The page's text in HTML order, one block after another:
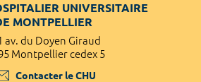
UNIVERSITAIRE
MONTPELLIER
av. du Doyen Giraud
Montpellier cedex 5
Contacter le CHU